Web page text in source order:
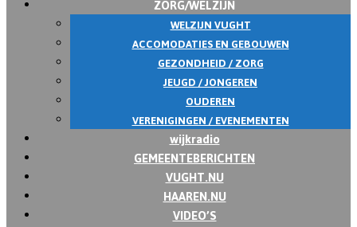
WELZIJN VUGHT
ACCOMODATIES EN GEBOUWEN
GEZONDHEID / ZORG
JEUGD / JONGEREN
OUDEREN
VERENIGINGEN / EVENEMENTEN
wijkradio
GEMEENTEBERICHTEN
VUGHT.NU
HAAREN.NU
VIDEO’S